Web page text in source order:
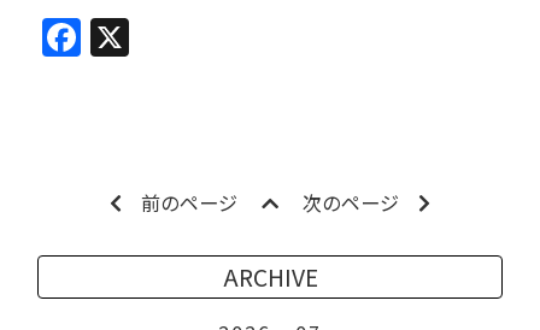
Facebook
前のページ 次のページ
ARCHIVE